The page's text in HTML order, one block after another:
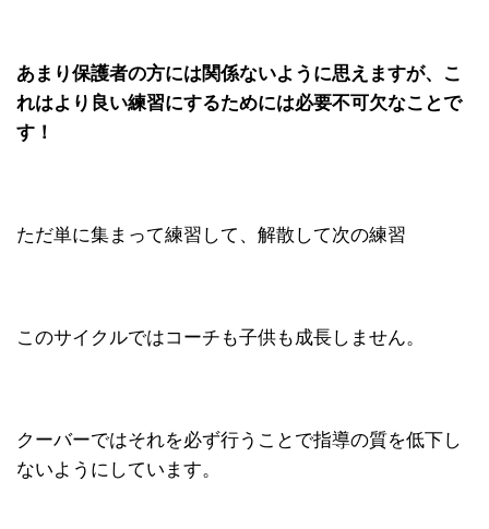
あまり保護者の方には関係ないように思えますが、こ
れはより良い練習にするためには必要不可欠なことで
す！
ただ単に集まって練習して、解散して次の練習
このサイクルではコーチも子供も成長しません。
クーバーではそれを必ず行うことで指導の質を低下し
ないようにしています。